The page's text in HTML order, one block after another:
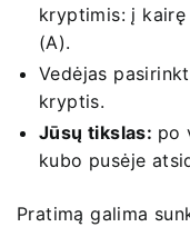
kryptimis: į kairę
(A).
Vedėjas
kryptis.
Jūsų tikslas: po
kubo pusėje
Pratimą galima